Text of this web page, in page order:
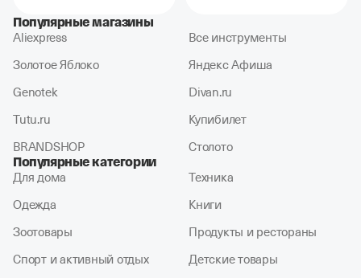
Популярные магазины
Aliexpress Все инструменты
Золотое Яблоко Яндекс Афиша
Genotek Divan.ru
Tutu.ru Купибилет
BRANDSHOP Столото
Популярные категории
Для дома Техника
Одежда Книги
Зоотовары Продукты и рестораны
Спорт и активный отдых Детские товары